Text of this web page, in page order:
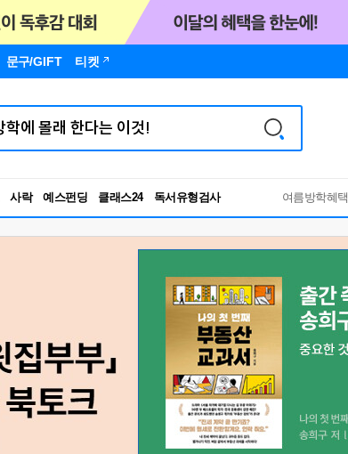
문구/GIFT 티켓
사락 예스펀딩 클래스24
RBTI Lab
독서유형검사
여름방학혜택